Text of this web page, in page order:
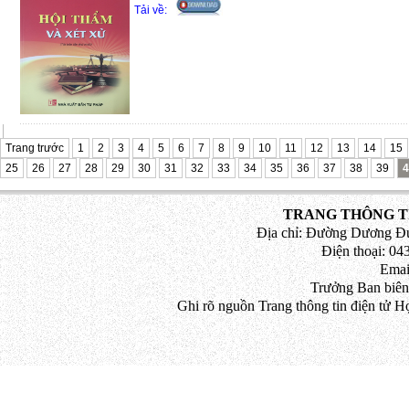
Cuốn sách gồm 2 phần :
Phần I : Hỏi – đáp pháp luật về bảo
phần trả lời được trình bày theo các
chương trong Luật Bảo hiểm y tế
Phần II : Một số văn bản quy phạm pháp
y tế
Trân trọng giới thiệu đến bạn đọc !
(10/12/2020)
Tải về:
Trang trước 1 2 3 4 5 6 7 8 9 10 11 12 13 14
15
25
26 27 28 29 30 31 32 33 34 35 36 37 38 39
TRANG THÔNG
Địa chỉ: Đường Dương
Điện thoại:
Trưởng Ban
Ghi rõ nguồn Trang thông tin điện tử